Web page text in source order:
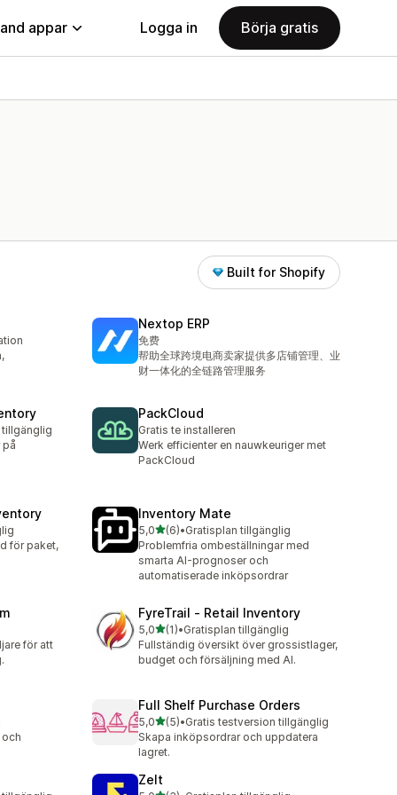
appar Logga in Börja gratis
Built for Shopify
Nextop ERP
免费
帮助全球跨境电商卖家提供多店铺管理、业
财一体化的全链路管理服务
på
PackCloud
Gratis te installeren
Werk efficienter en nauwkeuriger met
PackCloud
för paket,
Inventory Mate
5,0av 5 stjärnor
(6)
6 recensioner totalt
•Gratisplan tillgänglig
Problemfria ombeställningar med
smarta AI-prognoser och
automatiserade inköpsordrar
för att
FyreTrail ‑ Retail Inventory
5,0av 5 stjärnor
(1)
1 recensioner totalt
•Gratisplan tillgänglig
Fullständig översikt över grossistlager,
budget och försäljning med AI.
och
Full Shelf Purchase Orders
5,0av 5 stjärnor
(5)
5 recensioner totalt
•Gratis testversion tillgänglig
Skapa inköpsordrar och uppdatera
lagret.
Zelt